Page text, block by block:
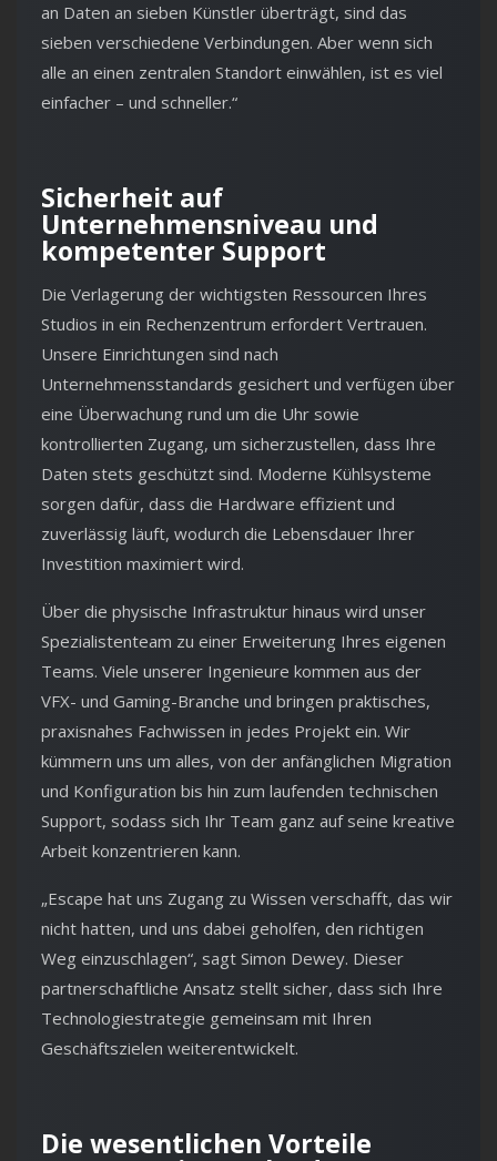
an Daten an sieben Künstler überträgt, sind das
sieben verschiedene Verbindungen. Aber wenn sich
alle an einen zentralen Standort einwählen, ist es viel
einfacher – und schneller.“
Sicherheit auf
Unternehmensniveau und
kompetenter Support
Die Verlagerung der wichtigsten Ressourcen Ihres
Studios in ein Rechenzentrum erfordert Vertrauen.
Unsere Einrichtungen sind nach
Unternehmensstandards gesichert und verfügen über
eine Überwachung rund um die Uhr sowie
kontrollierten Zugang, um sicherzustellen, dass Ihre
Daten stets geschützt sind. Moderne Kühlsysteme
sorgen dafür, dass die Hardware effizient und
zuverlässig läuft, wodurch die Lebensdauer Ihrer
Investition maximiert wird.
Über die physische Infrastruktur hinaus wird unser
Spezialistenteam zu einer Erweiterung Ihres eigenen
Teams. Viele unserer Ingenieure kommen aus der
VFX- und Gaming-Branche und bringen praktisches,
praxisnahes Fachwissen in jedes Projekt ein. Wir
kümmern uns um alles, von der anfänglichen Migration
und Konfiguration bis hin zum laufenden technischen
Support, sodass sich Ihr Team ganz auf seine kreative
Arbeit konzentrieren kann.
„Escape hat uns Zugang zu Wissen verschafft, das wir
nicht hatten, und uns dabei geholfen, den richtigen
Weg einzuschlagen“, sagt Simon Dewey. Dieser
partnerschaftliche Ansatz stellt sicher, dass sich Ihre
Technologiestrategie gemeinsam mit Ihren
Geschäftszielen weiterentwickelt.
Die wesentlichen Vorteile